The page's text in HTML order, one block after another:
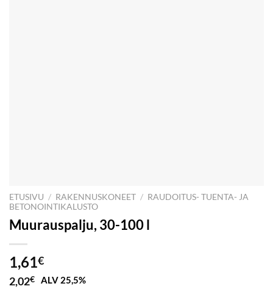
ETUSIVU / RAKENNUSKONEET / RAUDOITUS- TUENTA- JA
BETONOINTIKALUSTO
Muurauspalju, 30-100 l
1,61€
2,02€ ALV 25,5%